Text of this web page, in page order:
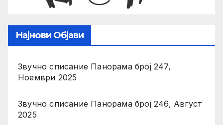
Најнови Објави
Звучно списание Панорама број 247,
Ноември 2025
Звучно списание Панорама број 246, Август
2025